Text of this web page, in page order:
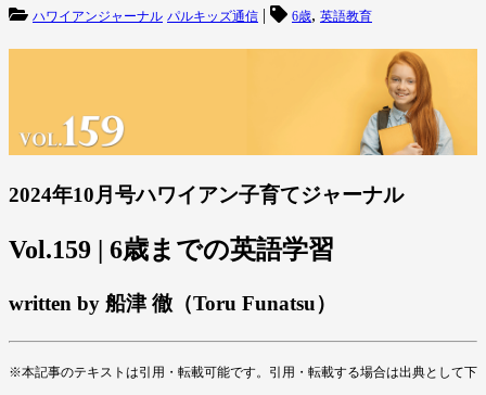
ハワイアンジャーナル パルキッズ通信 | 6歳, 英語教育
2024年10月号ハワイアン子育てジャーナル
Vol.159 | 6歳までの英語学習
written by 船津 徹（Toru Funatsu）
※本記事のテキストは引用・転載可能です。引用・転載する場合は出典として下